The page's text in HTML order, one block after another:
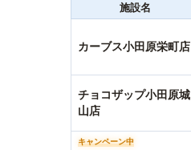
施設名
カーブス小田原栄町店
チョコザップ小田原城
山店
キャンペーン中